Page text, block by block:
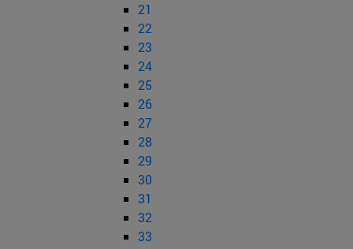
21
22
23
24
25
26
27
28
29
30
31
32
33